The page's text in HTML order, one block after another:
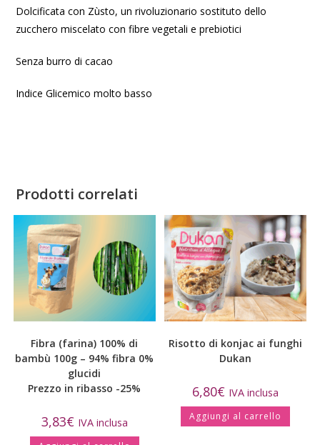
Dolcificata con Zùsto, un rivoluzionario sostituto dello
zucchero miscelato con fibre vegetali e prebiotici
Senza burro di cacao
Indice Glicemico molto basso
Prodotti correlati
Fibra (farina) 100% di
bambù 100g – 94% fibra 0%
glucidi
Prezzo in ribasso -25%
3,83€ IVA inclusa
Risotto di konjac ai funghi
Dukan
6,80€ IVA inclusa
Aggiungi al carrello